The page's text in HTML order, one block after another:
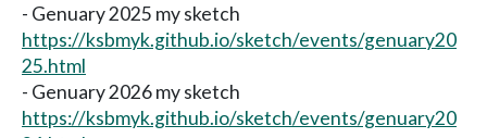
- Genuary 2025 my sketch
https://ksbmyk.github.io/sketch/events/genuary20
25.html
- Genuary 2026 my sketch
https://ksbmyk.github.io/sketch/events/genuary20